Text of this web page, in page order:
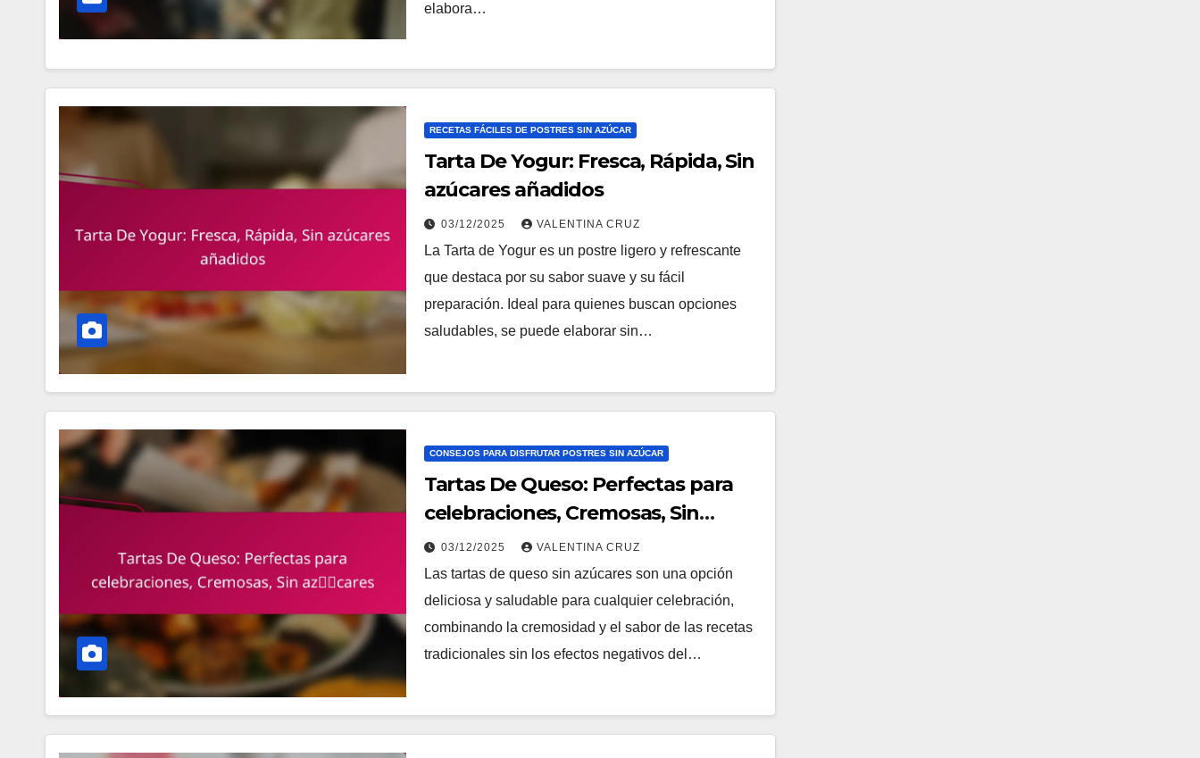
elabora…
RECETAS FÁCILES DE POSTRES SIN AZÚCAR
Tarta De Yogur: Fresca, Rápida, Sin
azúcares añadidos
03/12/2025 VALENTINA CRUZ
La Tarta de Yogur es un postre ligero y refrescante
que destaca por su sabor suave y su fácil
preparación. Ideal para quienes buscan opciones
saludables, se puede elaborar sin…
CONSEJOS PARA DISFRUTAR POSTRES SIN AZÚCAR
Tartas De Queso: Perfectas para
celebraciones, Cremosas, Sin
azúcares
03/12/2025 VALENTINA CRUZ
Las tartas de queso sin azúcares son una opción
deliciosa y saludable para cualquier celebración,
combinando la cremosidad y el sabor de las recetas
tradicionales sin los efectos negativos del…